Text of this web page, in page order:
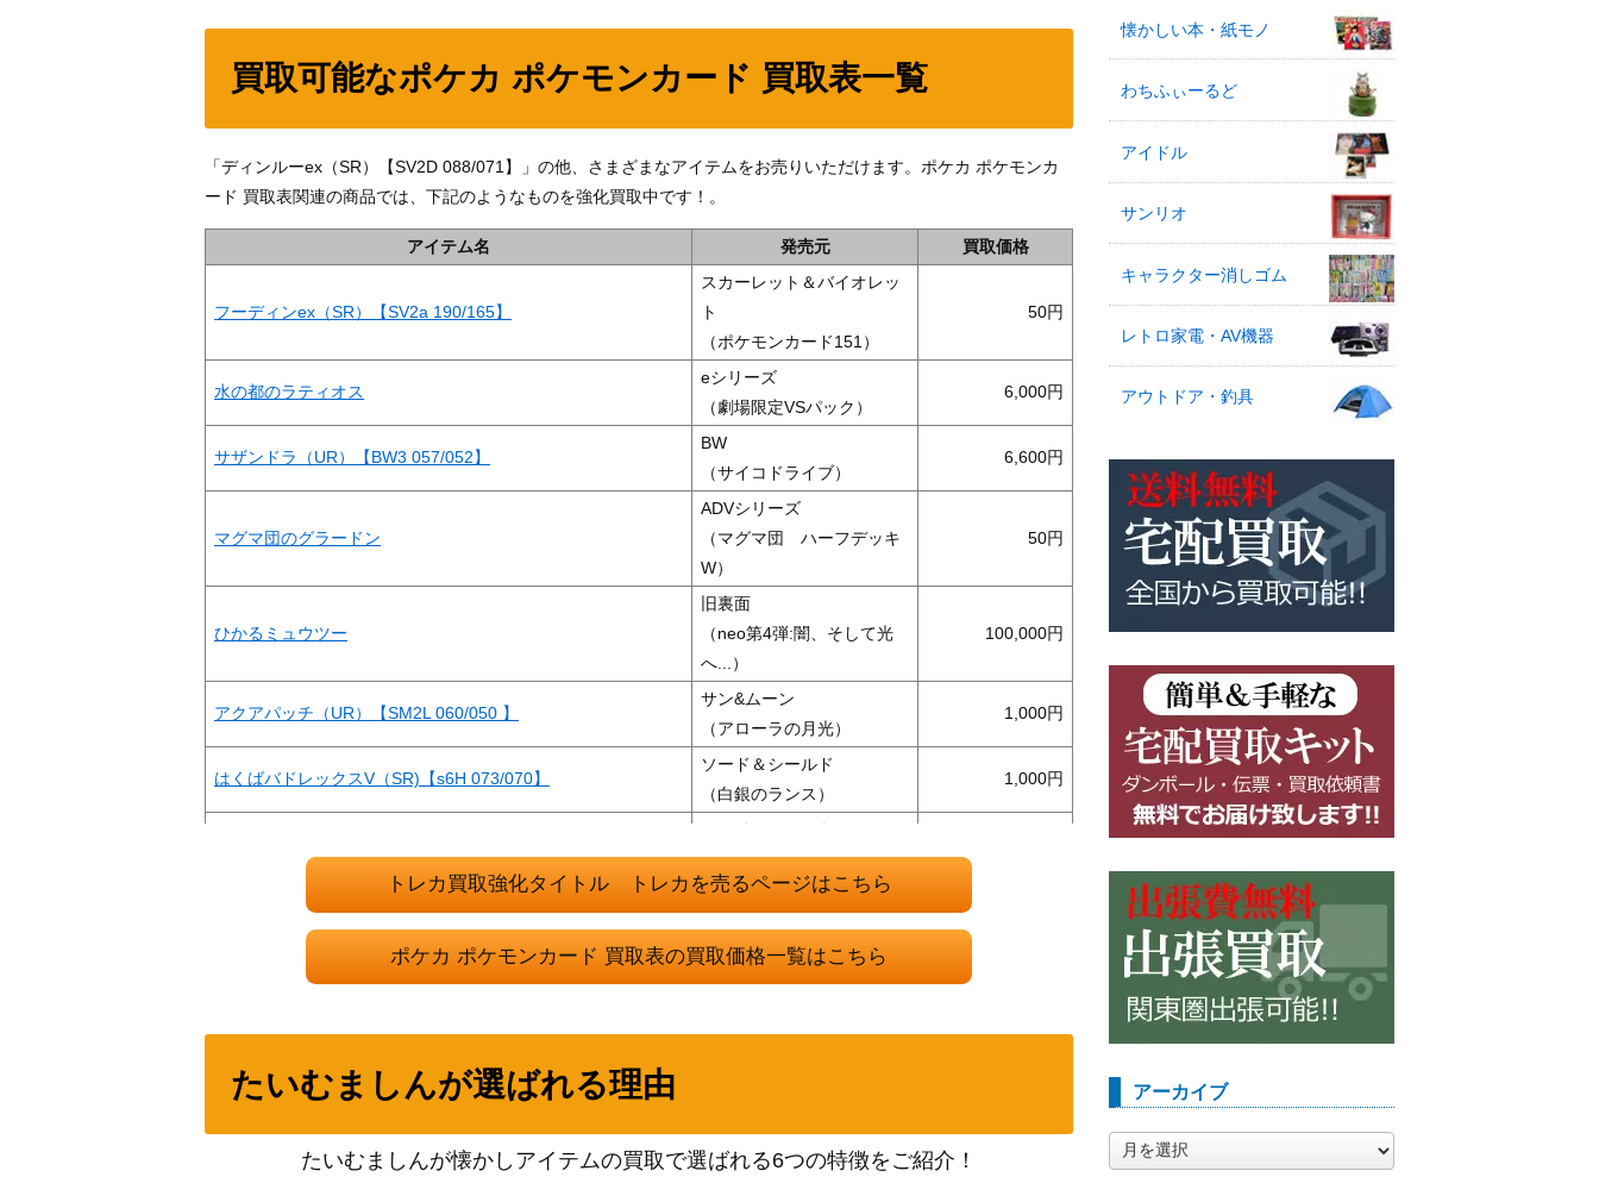
買取可能なポケカ ポケモンカード 買取表一覧
「ディンルーex（SR）【SV2D 088/071】」の他、さまざまなアイテムをお売りいただけます。ポケカ ポケモンカ
ード 買取表関連の商品では、下記のようなものを強化買取中です！。
アイテム名 発売元 買取価格
フーディンex（SR）【SV2a 190/165】
スカーレット＆バイオレッ
ト
（ポケモンカード151）
50
水の都のラティオス
eシリーズ
（劇場限定VSパック）
6,000
サザンドラ（UR）【BW3 057/052】
BW
（サイコドライブ）
6,600
マグマ団のグラードン
ADVシリーズ
（マグマ団 ハーフデッキ
W）
50
ひかるミュウツー
旧裏面
（neo第4弾:闇、そして光
へ...）
100,000
アクアパッチ（UR）【SM2L 060/050 】
サン&ムーン
（アローラの月光）
1,000
はくばバドレックスV（SR)【s6H 073/070】
ソード＆シールド
（白銀のランス）
1,000
ソード&シールド
（ダークファンタズマ）
スカーレット＆バイオレッ
（超電ブレイカー）
スカーレット＆バイオレッ
サンダースV（SR)【S6a 078/069】
モクロー＆アローラナッシーGX（SR/SA）【SM10b 056/05
サン＆ムーン
トレカ買取強化タイトル トレカを売るページはこちら
ポケカ ポケモンカード 買取表の買取価格一覧はこちら
たいむましんが選ばれる理由
たいむましんが懐かしアイテムの買取で選ばれる6つの特徴をご紹介！
懐かしい本・紙モノ
わちふぃーるど
アイドル
サンリオ
キャラクター消しゴム
レトロ家電・AV機器
アウトドア・釣具
アーカイブ
ー